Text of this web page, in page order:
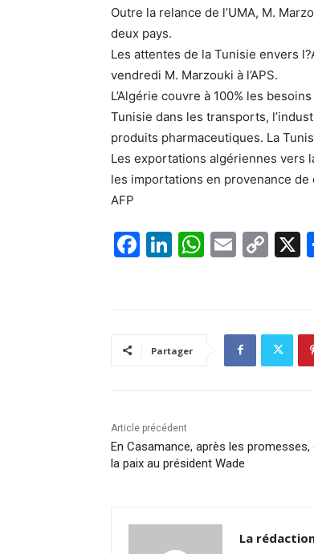
Outre la relance de l’UMA, M.
deux pays.
Les attentes de la Tunisie envers
vendredi M. Marzouki à l’APS.
L’Algérie couvre à 100% les
Tunisie dans les transports,
produits pharmaceutiques. La
Les exportations algériennes vers
les importations en provenance
AFP
F
b
k
Li
dI
W E
C
Li
n
Partager
Article précédent
En Casamance, après les promesses,
la paix au président Wade
La